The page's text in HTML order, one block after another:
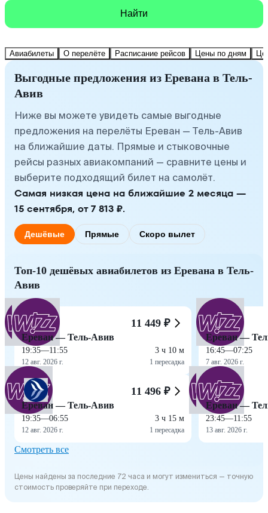
Найти
Авиабилеты О перелёте Расписание рейсов Цены по дням
Выгодные предложения из Еревана в Тель-
Авив
Ниже вы можете увидеть самые выгодные
предложения на перелёты Ереван — Тель-Авив
на ближайшие даты. Прямые и стыковочные
рейсы разных авиакомпаний — сравните цены и
выберите подходящий билет на самолёт.
Самая низкая цена на ближайшие 2 месяца —
15 сентября, от 7 813 ₽.
Дешёвые Прямые Скоро вылет
Топ-10 дешёвых авиабилетов из Еревана в Тель-
Авив
11 449 ₽
Ереван — Тель-Авив
19:35—11:55
12 авг. 2026 г.
3 ч 10 м
1 пересадка
11 496 ₽
Ереван — Тель-Авив
19:35—06:55
12 авг. 2026 г.
3 ч 15 м
1 пересадка
Ереван —
16:45—07:25
7 авг. 2026 г.
Ереван —
23:45—11:55
13 авг. 2026 г.
Смотреть все
Цены найдены за последние 72 часа и могут измениться — точную
стоимость проверяйте при переходе.